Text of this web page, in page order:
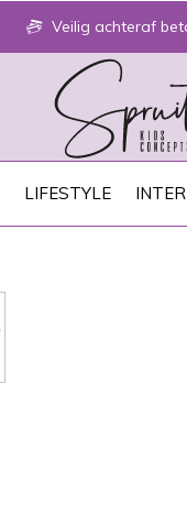
LIFESTYLE
Veilig achteraf